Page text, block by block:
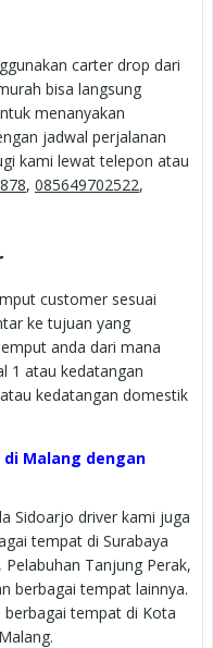
carter drop dari
bisa langsung
menanyakan
jadwal perjalanan
kami lewat telepon atau
, 085649702522,
customer sesuai
ke tujuan yang
anda dari mana
1 atau kedatangan
kedatangan domestik
di Malang dengan
Sidoarjo driver kami juga
tempat di Surabaya
Tanjung Perak,
berbagai tempat lainnya.
tempat di Kota